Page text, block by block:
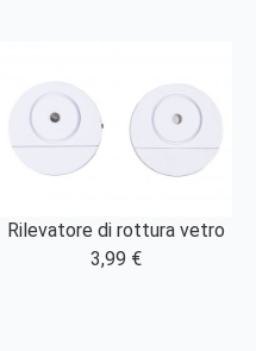
Rilevatore di rottura vetro
3,99 €